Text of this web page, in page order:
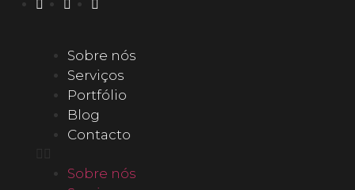
Sobre nós
Serviços
Portfólio
Blog
Contacto
Sobre nós